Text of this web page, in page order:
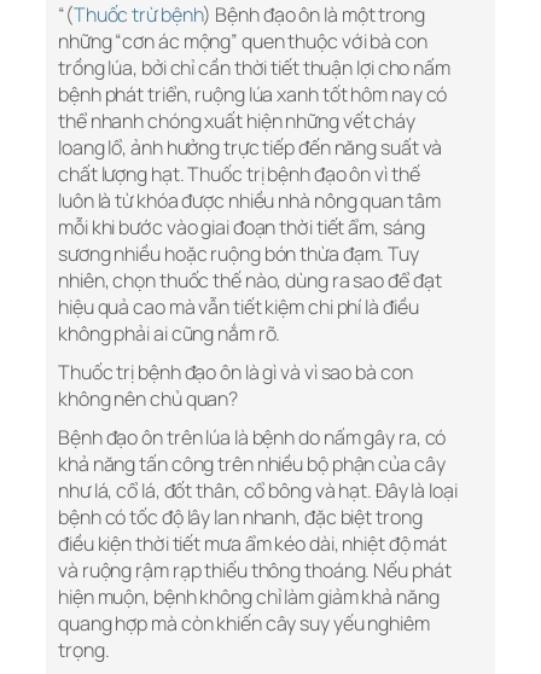
“(Thuốc trừ bệnh) Bệnh đạo ôn là một trong
những “cơn ác mộng” quen thuộc với bà con
trồng lúa, bởi chỉ cần thời tiết thuận lợi cho nấm
bệnh phát triển, ruộng lúa xanh tốt hôm nay có
thể nhanh chóng xuất hiện những vết cháy
loang lổ, ảnh hưởng trực tiếp đến năng suất và
chất lượng hạt. Thuốc trị bệnh đạo ôn vì thế
luôn là từ khóa được nhiều nhà nông quan tâm
mỗi khi bước vào giai đoạn thời tiết ẩm, sáng
sương nhiều hoặc ruộng bón thừa đạm. Tuy
nhiên, chọn thuốc thế nào, dùng ra sao để đạt
hiệu quả cao mà vẫn tiết kiệm chi phí là điều
không phải ai cũng nắm rõ.
Thuốc trị bệnh đạo ôn là gì và vì sao bà con
không nên chủ quan?
Bệnh đạo ôn trên lúa là bệnh do nấm gây ra, có
khả năng tấn công trên nhiều bộ phận của cây
như lá, cổ lá, đốt thân, cổ bông và hạt. Đây là loại
bệnh có tốc độ lây lan nhanh, đặc biệt trong
điều kiện thời tiết mưa ẩm kéo dài, nhiệt độ mát
và ruộng rậm rạp thiếu thông thoáng. Nếu phát
hiện muộn, bệnh không chỉ làm giảm khả năng
quang hợp mà còn khiến cây suy yếu nghiêm
trọng.